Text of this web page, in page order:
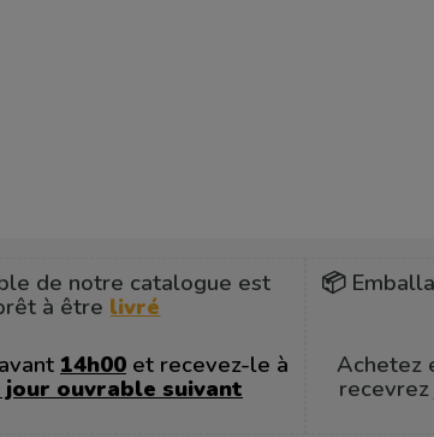
de notre catalogue est
à être livré
14h00 et recevez-le à
jour ouvrable suivant
📦
Achetez